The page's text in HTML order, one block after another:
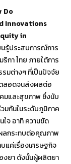
Do
Innovations
in
นรู้ประสบการณ์การ
กา ไทย ภายใต้การ
มต่างๆ ที่เป็นปัจจัย
ลอดจนส่งผลต่อ
คมและสุขภาพ ซึ่งนับ
มกันในระดับภูมิภาค
ใจ อาทิ ความขัด
ลกระทบต่อคุณภาพ
แค่เรื่องเศรษฐกิจ
งยา ดังนั้นผู้ผลิตยา